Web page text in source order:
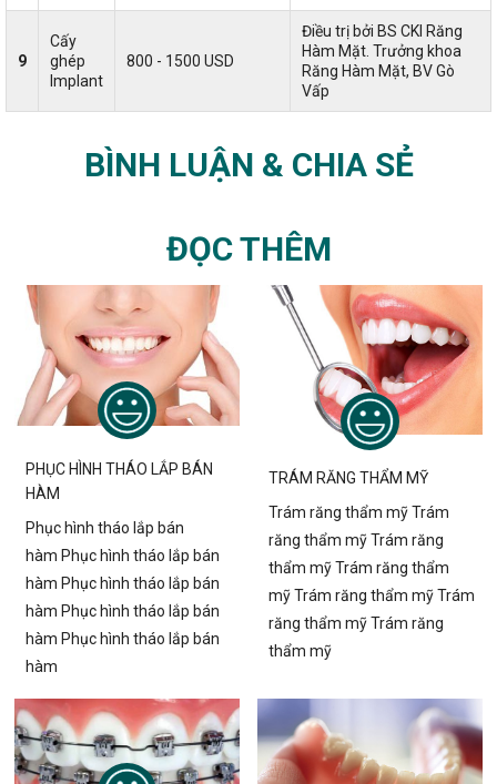
9
Cấy
ghép
Implant
800 - 1500 USD
Điều trị bởi BS CKI Răng
Hàm Mặt. Trưởng khoa
Răng Hàm Mặt, BV Gò
Vấp
BÌNH LUẬN & CHIA SẺ
ĐỌC THÊM
PHỤC HÌNH THÁO LẮP BÁN
HÀM
Phục hình tháo lắp bán
hàm Phục hình tháo lắp bán
hàm Phục hình tháo lắp bán
hàm Phục hình tháo lắp bán
hàm Phục hình tháo lắp bán
hàm
TRÁM RĂNG THẨM MỸ
Trám răng thẩm mỹ Trám
răng thẩm mỹ Trám răng
thẩm mỹ Trám răng thẩm
mỹ Trám răng thẩm mỹ Trám
răng thẩm mỹ Trám răng
thẩm mỹ